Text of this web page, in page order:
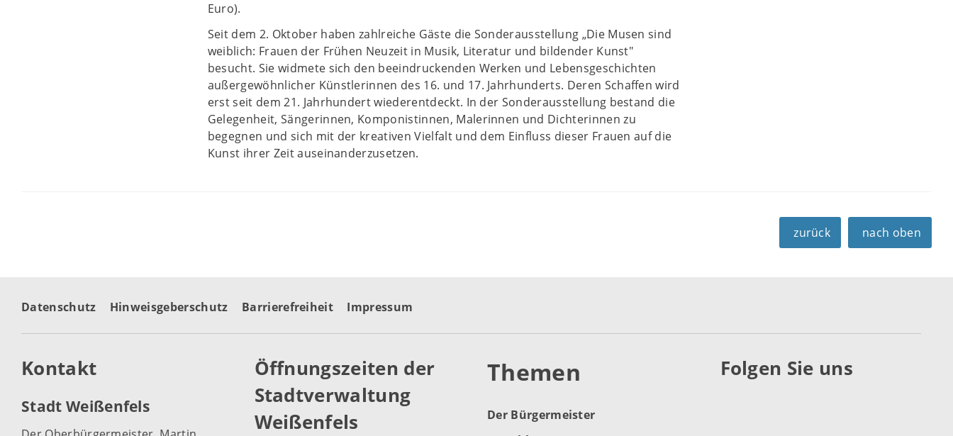
Euro).
Seit dem 2. Oktober haben zahlreiche Gäste die Sonderausstellung „Die Musen sind
weiblich: Frauen der Frühen Neuzeit in Musik, Literatur und bildender Kunst"
besucht. Sie widmete sich den beeindruckenden Werken und Lebensgeschichten
außergewöhnlicher Künstlerinnen des 16. und 17. Jahrhunderts. Deren Schaffen wird
erst seit dem 21. Jahrhundert wiederentdeckt. In der Sonderausstellung bestand die
Gelegenheit, Sängerinnen, Komponistinnen, Malerinnen und Dichterinnen zu
begegnen und sich mit der kreativen Vielfalt und dem Einfluss dieser Frauen auf die
Kunst ihrer Zeit auseinanderzusetzen.
zurück nach oben
Datenschutz Hinweisgeberschutz Barrierefreiheit Impressum
Kontakt
Stadt Weißenfels
Öffnungszeiten der
Stadtverwaltung
Weißenfels
Themen
Der Bürgermeister
Folgen Sie uns